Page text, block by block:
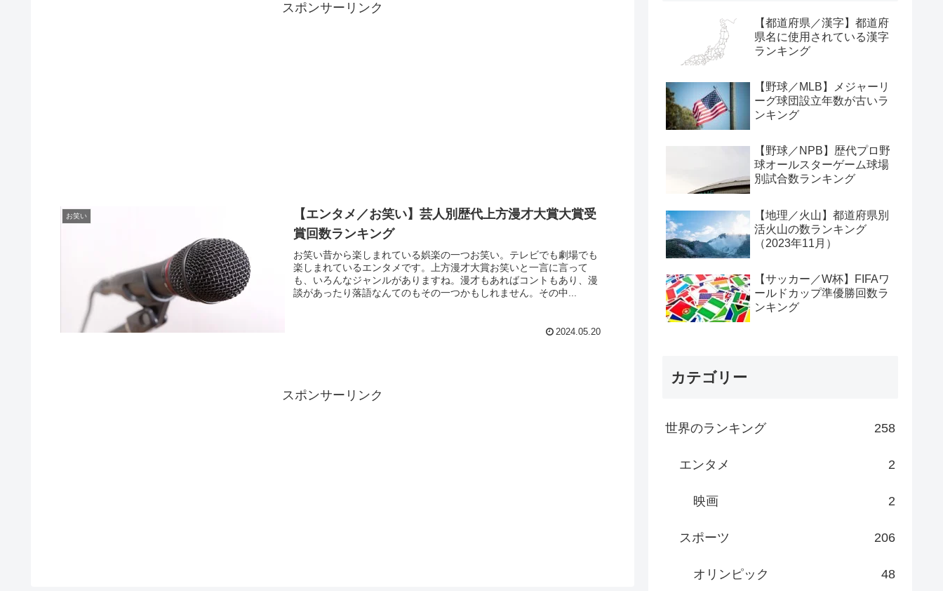
スポンサーリンク
お笑い
【エンタメ／お笑い】芸人別歴代上方漫才大賞大賞受
賞回数ランキング
お笑い昔から楽しまれている娯楽の一つお笑い。テレビでも劇場でも
楽しまれているエンタメです。上方漫才大賞お笑いと一言に言って
も、いろんなジャンルがありますね。漫才もあればコントもあり、漫
談があったり落語なんてのもその一つかもしれません。その中...
2024.05.20
スポンサーリンク
【都道府県／漢字】都道府
県名に使用されている漢字
ランキング
【野球／MLB】メジャーリ
ーグ球団設立年数が古いラ
ンキング
【野球／NPB】歴代プロ野
球オールスターゲーム球場
別試合数ランキング
【地理／火山】都道府県別
活火山の数ランキング
（2023年11月）
【サッカー／W杯】FIFAワ
ールドカップ準優勝回数ラ
ンキング
カテゴリー
世界のランキング 258
エンタメ 2
映画 2
スポーツ 206
オリンピック 48